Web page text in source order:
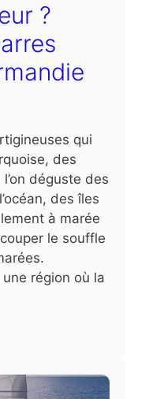
?
qui
des
déguste des
des îles
à marée
le souffle
région où la